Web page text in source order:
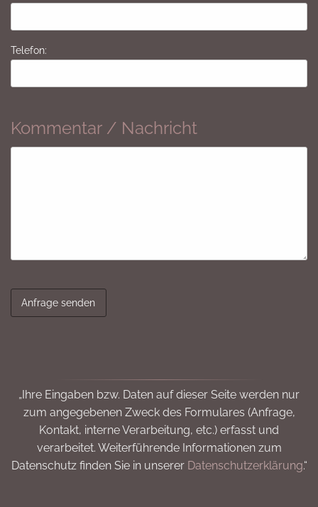
Telefon:
Kommentar / Nachricht
„Ihre Eingaben bzw. Daten auf dieser Seite werden nur
zum angegebenen Zweck des Formulares (Anfrage,
Kontakt, interne Verarbeitung, etc.) erfasst und
verarbeitet. Weiterführende Informationen zum
Datenschutz finden Sie in unserer Datenschutzerklärung.“